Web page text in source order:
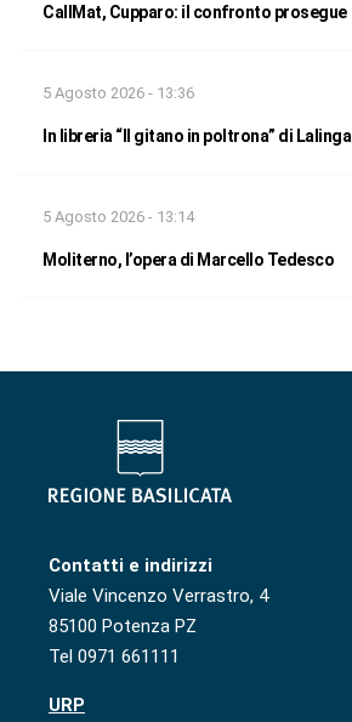
CallMat, Cupparo: il confronto prosegue
5 Agosto 2026 - 13:36
In libreria “Il gitano in poltrona” di Lalinga
5 Agosto 2026 - 13:14
Moliterno, l’opera di Marcello Tedesco
Contatti e indirizzi
Viale Vincenzo Verrastro, 4
85100 Potenza PZ
Tel 0971 661111
URP